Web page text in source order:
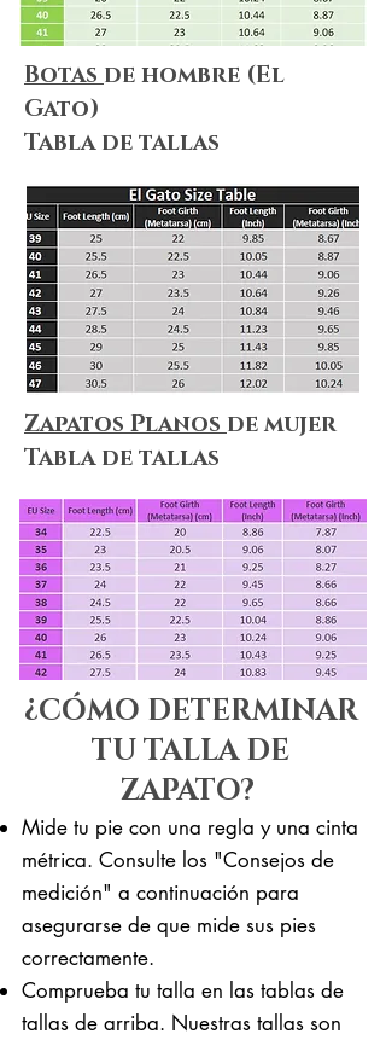
Botas de hombre (El
Gato)
Tabla de tallas
Zapatos Planos de mujer
Tabla de tallas
¿CÓMO DETERMINAR
TU TALLA DE
ZAPATO?
Mide tu pie con una regla y una cinta
métrica. Consulte los "Consejos de
medición" a continuación para
asegurarse de que mide sus pies
correctamente. ​​
Comprueba tu talla en las tablas de
tallas de arriba. Nuestras tallas son